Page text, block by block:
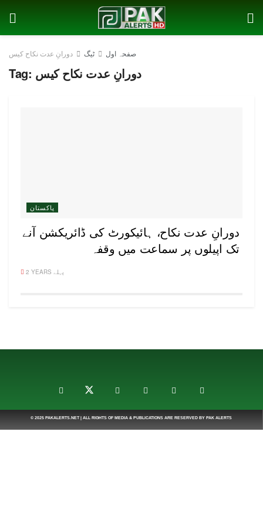
صفحہ اول ٹیگ دورانِ عدت نکاح کیس
Tag: دورانِ عدت نکاح کیس
پاکستان
دورانِ عدت نکاح، ہائیکورٹ کی ڈائریکشن آنے
تک اپیلوں پر سماعت میں وقفہ
2 YEARS پہلے
© 2025 PAKALERTS.NET| ALL RIGHTS OF MEDIA & PUBLICATIONS ARE RESERVED BY PAK ALERTS